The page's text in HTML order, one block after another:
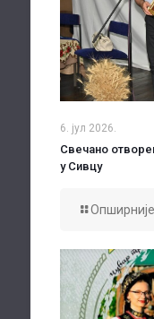
6. јул 2026.
Свечано
у Сивцу
Опширније